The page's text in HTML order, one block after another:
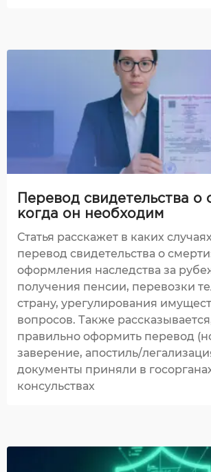
Перевод свидетельства о
когда он необходим
Статья расскажет в каких
перевод свидетельства о
оформления наследства за
получения пенсии, перевозки
страну, урегулирования
вопросов. Также
правильно оформить перевод
заверение, апостиль/
документы приняли в
консульствах